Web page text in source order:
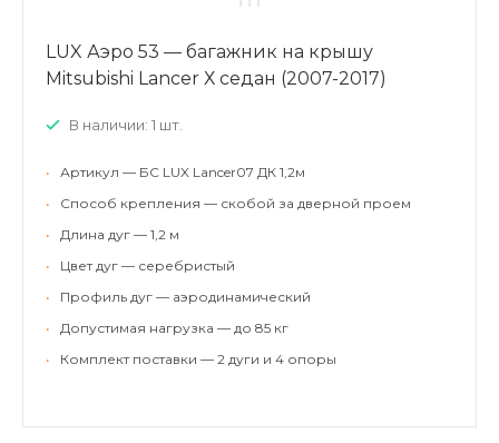
LUX Аэро 53 — багажник на крышу
Mitsubishi Lancer Х седан (2007-2017)
В наличии: 1 шт.
•
Артикул — БС LUX Lancer07 ДК 1,2м
•
Способ крепления — скобой за дверной проем
•
Длина дуг — 1,2 м
•
Цвет дуг — серебристый
•
Профиль дуг — аэродинамический
•
Допустимая нагрузка — до 85 кг
•
Комплект поставки — 2 дуги и 4 опоры